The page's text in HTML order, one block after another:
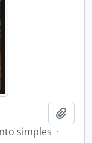
simples ·